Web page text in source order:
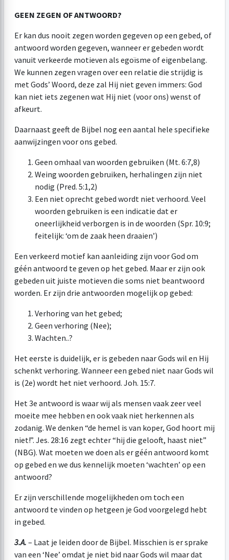
GEEN ZEGEN OF ANTWOORD?
Er kan dus nooit zegen worden gegeven op een gebed, of
antwoord worden gegeven, wanneer er gebeden wordt
vanuit verkeerde motieven als egoïsme of eigenbelang.
We kunnen zegen vragen over een relatie die strijdig is
met Gods’ Woord, deze zal Hij niet geven immers: God
kan niet iets zegenen wat Hij niet (voor ons) wenst of
afkeurt.
Daarnaast geeft de Bijbel nog een aantal hele specifieke
aanwijzingen voor ons gebed.
Geen omhaal van woorden gebruiken (Mt. 6:7,8)
Weing woorden gebruiken, herhalingen zijn niet
nodig (Pred. 5:1,2)
Een niet oprecht gebed wordt niet verhoord. Veel
woorden gebruiken is een indicatie dat er
oneerlijkheid verborgen is in de woorden (Spr. 10:9;
feitelijk: ‘om de zaak heen draaien’)
Een verkeerd motief kan aanleiding zijn voor God om
géén antwoord te geven op het gebed. Maar er zijn ook
gebeden uit juiste motieven die soms niet beantwoord
worden. Er zijn drie antwoorden mogelijk op gebed:
Verhoring van het gebed;
Geen verhoring (Nee);
Wachten..?
Het eerste is duidelijk, er is gebeden naar Gods wil en Hij
schenkt verhoring. Wanneer een gebed niet naar Gods wil
is (2e) wordt het niet verhoord. Joh. 15:7.
Het 3e antwoord is waar wij als mensen vaak zeer veel
moeite mee hebben en ook vaak niet herkennen als
zodanig. We denken “de hemel is van koper, God hoort mij
niet!”. Jes. 28:16 zegt echter “hij die gelooft, haast niet”
(NBG). Wat moeten we doen als er géén antwoord komt
op gebed en we dus kennelijk moeten ‘wachten’ op een
antwoord?
Er zijn verschillende mogelijkheden om toch een
antwoord te vinden op hetgeen je God voorgelegd hebt
in gebed.
3.A. – Laat je leiden door de Bijbel. Misschien is er sprake
van een ‘Nee’ omdat je niet bid naar Gods wil maar dat